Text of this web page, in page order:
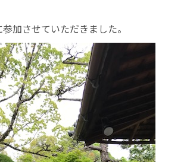
加させていただきました。